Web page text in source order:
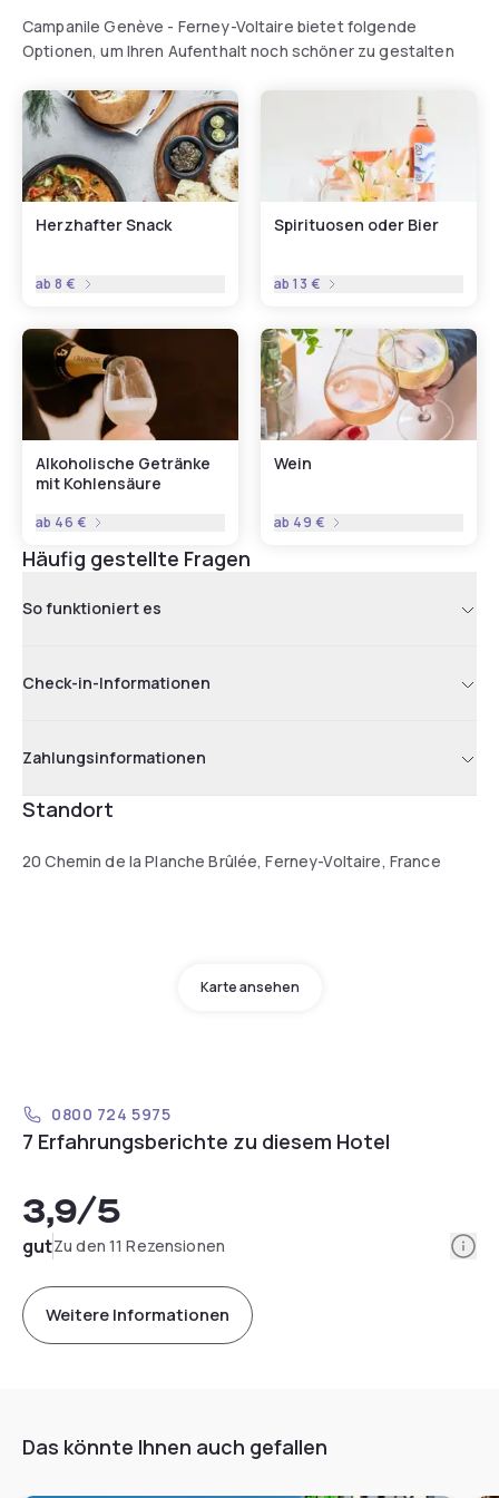
Campanile Genève - Ferney-Voltaire bietet folgende
Optionen, um Ihren Aufenthalt noch schöner zu gestalten
Herzhafter Snack
ab8 €
Spirituosen oder Bier
ab13 €
Alkoholische Getränke
mit Kohlensäure
ab 46 €
Wein
ab 49 €
Häufig gestellte Fragen
So funktioniert es
Check-in-Informationen
Zahlungsinformationen
Standort
20 Chemin de la Planche Brûlée, Ferney-Voltaire, France
Karte ansehen
0800 724 5975
7 Erfahrungsberichte zu diesem Hotel
3,9/5
gutZu den 11 Rezensionen
Weitere Informationen
Das könnte Ihnen auch gefallen